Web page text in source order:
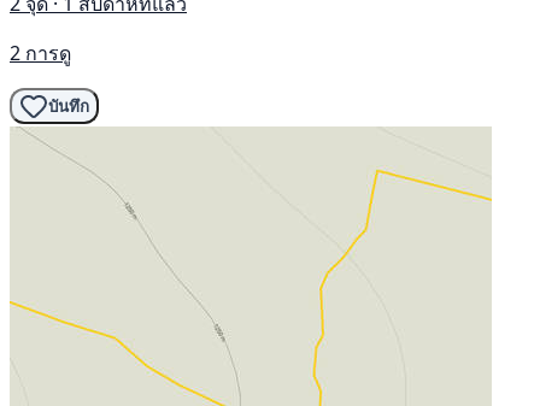
2 การดู
บันทึก